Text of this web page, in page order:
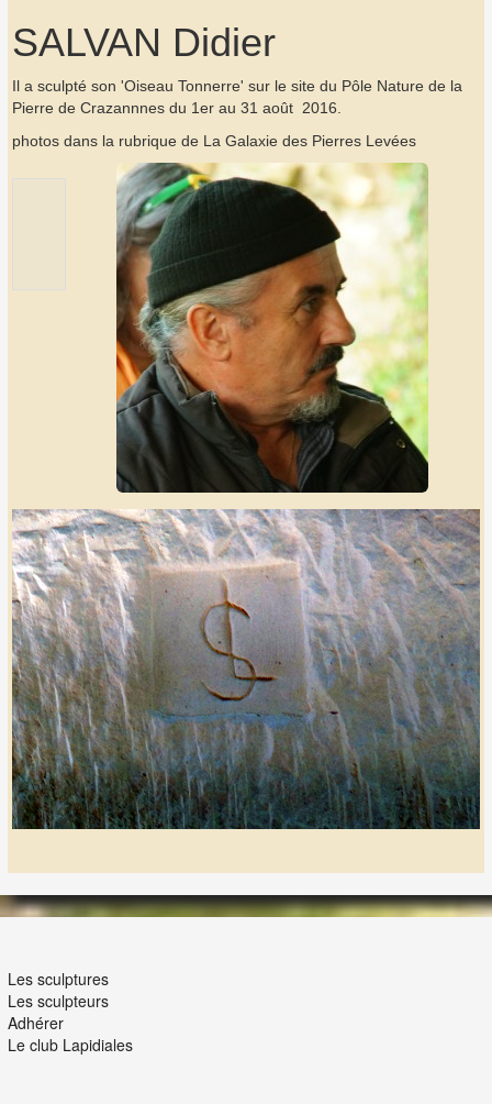
SALVAN Didier
Il a sculpté son 'Oiseau Tonnerre' sur le site du Pôle Nature de la
Pierre de Crazannnes du 1er au 31 août 2016.
photos dans la rubrique de La Galaxie des Pierres Levées
Les sculptures
Les sculpteurs
Adhérer
Le club Lapidiales